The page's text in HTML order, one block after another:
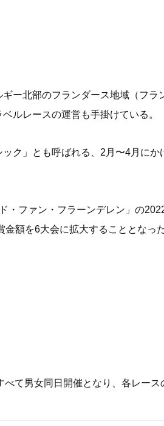
ー北部のフランダース地域（フ
ルレースの運営も手掛けている。
ク」とも呼ばれる、2月〜4月にか
・ファン・フラーンデレン」の
額を6大会に拡大することとなった
て男女同日開催となり、各レース